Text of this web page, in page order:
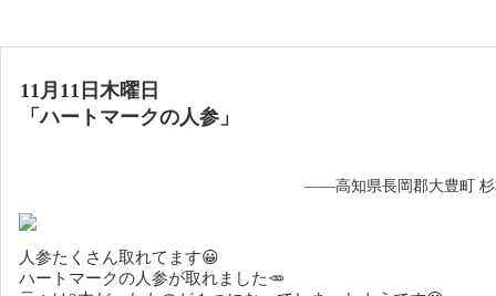
11月11日木曜日
「ハートマークの人参」
——高知県長岡郡大豊町 杉
人参たくさん取れてます😀
ハートマークの人参が取れました🥕